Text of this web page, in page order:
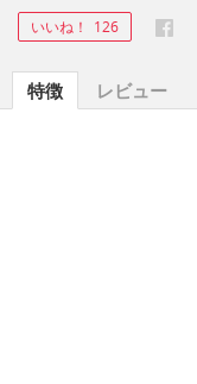
いいね！
126
特徴 レビュー